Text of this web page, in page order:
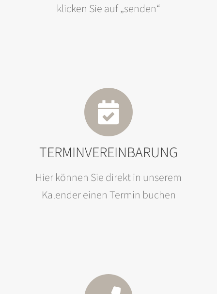
klicken Sie auf „senden“
TERMINVEREINBARUNG
Hier können Sie direkt in unserem
Kalender einen Termin buchen